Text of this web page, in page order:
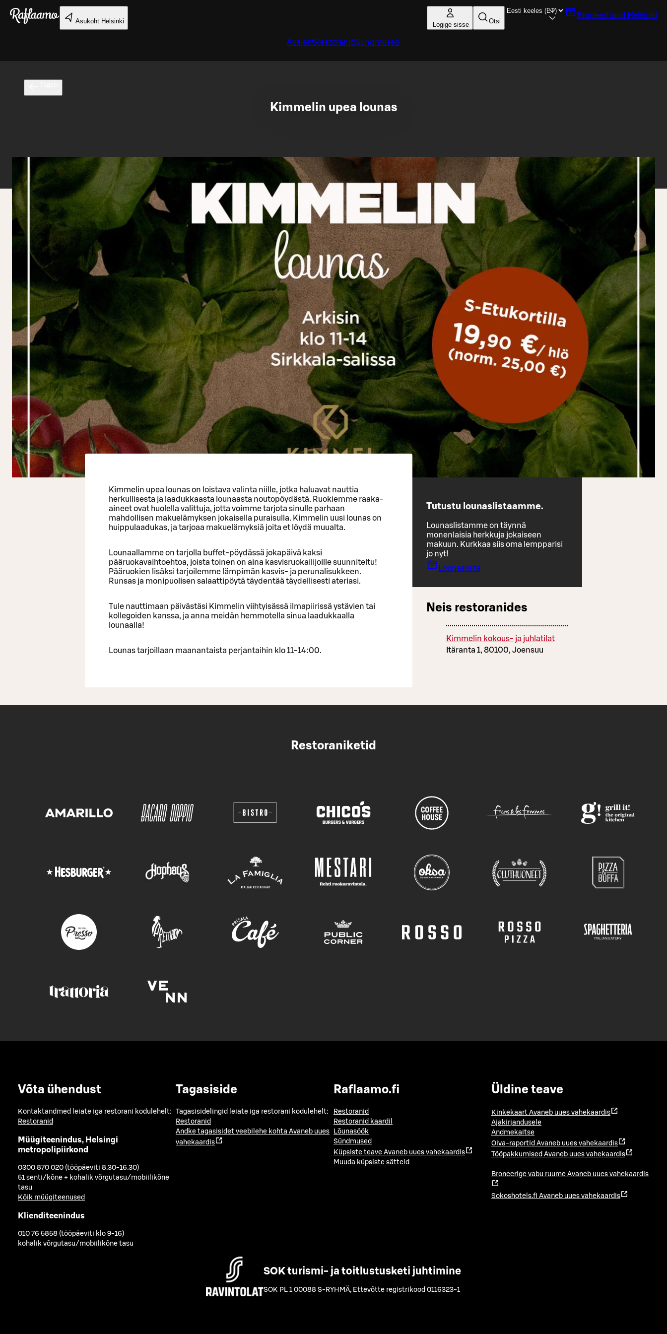
Liigu peamise sisu juurde
Asukoht Helsinki Logige sisse Otsi
Broneeri laud Helsinki
AvalehtRestoranidSündmused
Kimmelin upea lounas
Kimmelin upea lounas on loistava valinta niille, jotka haluavat nauttia
herkullisesta ja laadukkaasta lounaasta noutopöydästä. Ruokiemme raaka-
aineet ovat huolella valittuja, jotta voimme tarjota sinulle parhaan
mahdollisen makuelämyksen jokaisella puraisulla. Kimmelin uusi lounas on
huippulaadukas, ja tarjoaa makuelämyksiä joita et löydä muualta.
Lounaallamme on tarjolla buffet-pöydässä jokapäivä kaksi
pääruokavaihtoehtoa, joista toinen on aina kasvisruokailijoille suunniteltu!
Pääruokien lisäksi tarjoilemme lämpimän kasvis- ja perunalisukkeen.
Runsas ja monipuolisen salaattipöytä täydentää täydellisesti ateriasi.
Tule nauttimaan päivästäsi Kimmelin viihtyisässä ilmapiirissä ystävien tai
kollegoiden kanssa, ja anna meidän hemmotella sinua laadukkaalla
lounaalla!
Lounas tarjoillaan maanantaista perjantaihin klo 11-14:00.
Tutustu lounaslistaamme.
Lounaslistamme on täynnä
monenlaisia herkkuja jokaiseen
makuun. Kurkkaa siis oma lempparisi
jo nyt!
Lounaslista
Neis restoranides
Kimmelin kokous- ja juhlatilat
Itäranta 1, 80100, Joensuu
Restoraniketid
Võta ühendust
Kontaktandmed leiate iga restorani kodulehelt:
Restoranid
Müügiteenindus, Helsingi
metropolipiirkond
0300 870 020 (tööpäeviti 8.30-16.30)
51 senti/kõne + kohalik võrgutasu/mobiilikõne
tasu
Kõik müügiteenused
Klienditeenindus
010 76 5858 (tööpäeviti klo 9-16)
kohalik võrgutasu/mobiilikõne tasu
Tagasiside
Tagasisidelingid leiate iga restorani kodulehelt:
Restoranid
Andke tagasisidet veebilehe kohta Avaneb uues
vahekaardis
Raflaamo.fi
Restoranid
Restoranid kaardil
Lõunasöök
Sündmused
Küpsiste teave Avaneb uues vahekaardis
Muuda küpsiste sätteid
Üldine teave
Kinkekaart Avaneb uues vahekaardis
Ajakirjandusele
Andmekaitse
Oiva-raportid Avaneb uues vahekaardis
Tööpakkumised Avaneb uues vahekaardis
Broneerige vabu ruume Avaneb uues vahekaardis
Sokoshotels.fi Avaneb uues vahekaardis
SOK turismi- ja toitlustusketi juhtimine
SOK PL 1 00088 S-RYHMÄ, Ettevõtte registrikood 0116323-1